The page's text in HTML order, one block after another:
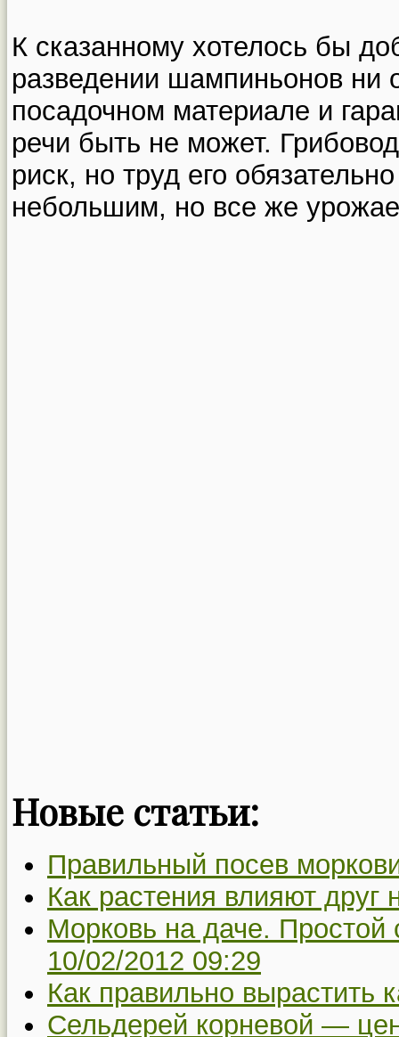
К сказанному хотелось бы
разведении шампиньонов ни
посадочном материале и
речи быть не может.
риск, но труд его
небольшим, но все же
Новые статьи:
Правильный посев
Как растения влияют друг
Морковь на даче.
10/02/2012 09:29
Как правильно вырастить
Сельдерей корневой —